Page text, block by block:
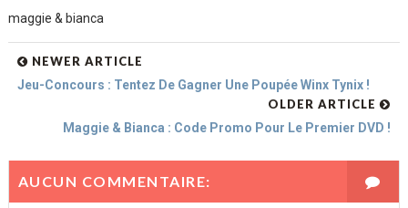
maggie & bianca
NEWER ARTICLE
Jeu-Concours : Tentez De Gagner Une Poupée Winx Tynix !
OLDER ARTICLE
Maggie & Bianca : Code Promo Pour Le Premier DVD !
AUCUN COMMENTAIRE: